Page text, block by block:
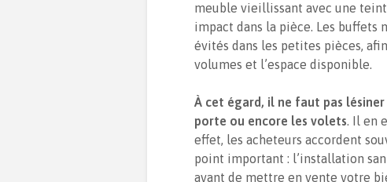
meuble vieillissant avec une
impact dans la pièce. Les
évités dans les petites pièces,
volumes et l’espace disponible.
À cet égard, il ne faut pas
porte ou encore les volets. Il en
effet, les acheteurs accordent
point important : l’installation
avant de mettre en vente votre